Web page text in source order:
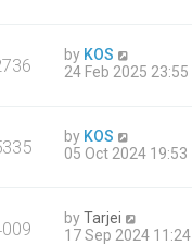
by KOS
24 Feb 2025 23:55
by KOS
05 Oct 2024 19:53
byTarjei
17 Sep 2024 11:24